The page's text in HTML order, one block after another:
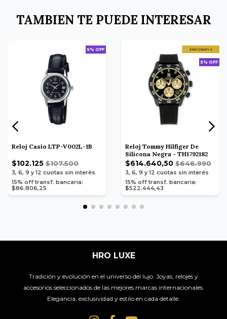
TAMBIEN TE PUEDE INTERESAR
5% OFF
Reloj Casio LTP-V002L-1B
$102.125 $107.500
3, 6, 9 y 12 cuotas sin interés
15% off transf. bancaria:
$86.806,25
ENVÍO GRATIS
5% OFF
Reloj Tommy Hilfiger De
Silicona Negra - TH1792182
$614.640,50 $646.990
3, 6, 9 y 12 cuotas sin interés
15% off transf. bancaria:
$522.444,43
HRO LUXE
Tradición y evolución en el universo del lujo. Joyas, relojes y
accesorios seleccionados de las mejores marcas internacionales.
Elegancia, exclusividad y estilo en cada detalle.